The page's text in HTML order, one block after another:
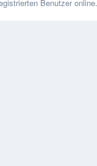
Benutzer online.